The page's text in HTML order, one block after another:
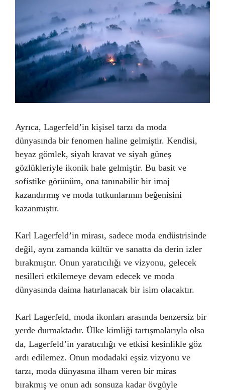
Ayrıca, Lagerfeld’in kişisel tarzı da moda
dünyasında bir fenomen haline gelmiştir. Kendisi,
beyaz gömlek, siyah kravat ve siyah güneş
gözlükleriyle ikonik hale gelmiştir. Bu basit ve
sofistike görünüm, ona tanınabilir bir imaj
kazandırmış ve moda tutkunlarının beğenisini
kazanmıştır.
Karl Lagerfeld’in mirası, sadece moda endüstrisinde
değil, aynı zamanda kültür ve sanatta da derin izler
bırakmıştır. Onun yaratıcılığı ve vizyonu, gelecek
nesilleri etkilemeye devam edecek ve moda
dünyasında daima hatırlanacak bir isim olacaktır.
Karl Lagerfeld, moda ikonları arasında benzersiz bir
yerde durmaktadır. Ülke kimliği tartışmalarıyla olsa
da, Lagerfeld’in yaratıcılığı ve etkisi kesinlikle göz
ardı edilemez. Onun modadaki eşsiz vizyonu ve
tarzı, moda dünyasına ilham veren bir miras
bırakmış ve onun adı sonsuza kadar övgüyle